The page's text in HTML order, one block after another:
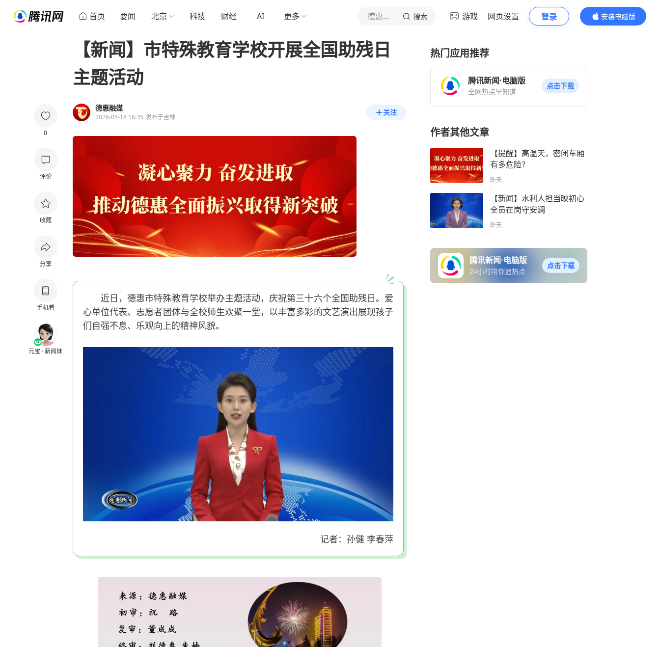
首页 要闻 北京 科技 财经 AI 更多 德惠融媒 搜索 游戏 网页设置 登录
安装电脑版
内容更精彩
0
评论
收藏
分享
手机看
元宝 · 新闻妹
【新闻】市特殊教育学校开展全国助残日
主题活动
德惠融媒
2026-05-18 16:35 发布于吉林
关注
近日，德惠市特殊教育学校举办主题活动，庆祝第三十六个全国助残日。爱
心单位代表、志愿者团体与全校师生欢聚一堂，以丰富多彩的文艺演出展现孩子
们自强不息、乐观向上的精神风貌。
记者：孙健 李春萍
热门应用推荐
腾讯新闻·电脑版
全网热点早知道
点击下载
作者其他文章
【提醒】高温天，密闭车厢
有多危险？
昨天
【新闻】水利人担当映初心
全员在岗守安澜
昨天
腾讯新闻·电脑版
24小时陪你追热点
点击下载